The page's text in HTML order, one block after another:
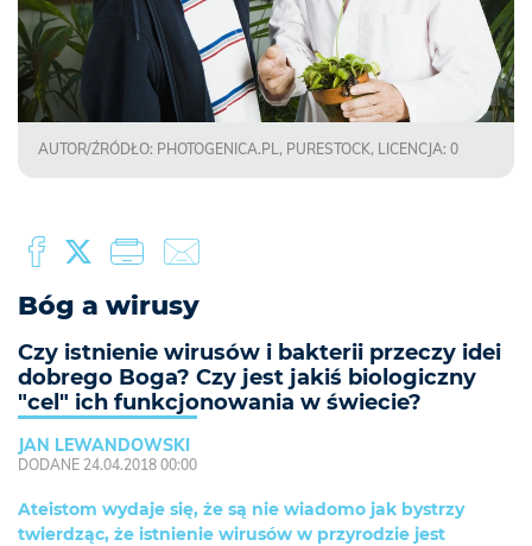
AUTOR/ŹRÓDŁO: PHOTOGENICA.PL, PURESTOCK, LICENCJA: 0
Bóg a wirusy
Czy istnienie wirusów i bakterii przeczy idei
dobrego Boga? Czy jest jakiś biologiczny
"cel" ich funkcjonowania w świecie?
JAN LEWANDOWSKI
DODANE 24.04.2018 00:00
Ateistom wydaje się, że są nie wiadomo jak bystrzy
twierdząc, że istnienie wirusów w przyrodzie jest